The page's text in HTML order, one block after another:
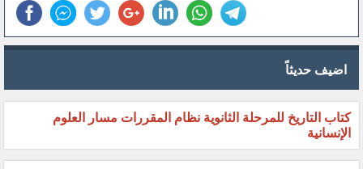
اضيف حديثاً
كتاب التاريخ للمرحلة الثانوية نظام المقررات مسار العلوم
الإنسانية